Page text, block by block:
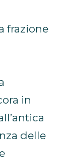
frazione
in
delle